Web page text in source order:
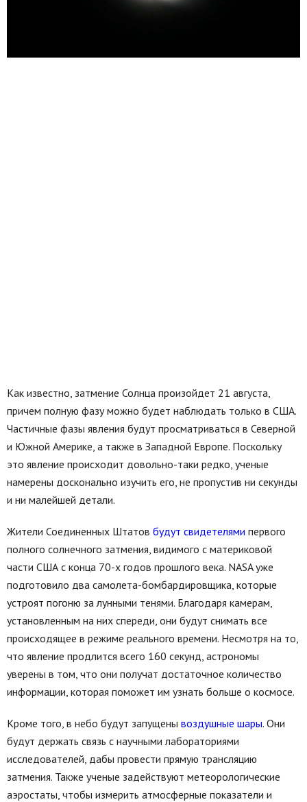
Как известно, затмение Солнца произойдет 21 августа,
причем полную фазу можно будет наблюдать только в США.
Частичные фазы явления будут просматриваться в Северной
и Южной Америке, а также в Западной Европе. Поскольку
это явление происходит довольно-таки редко, ученые
намерены досконально изучить его, не пропустив ни секунды
и ни малейшей детали.
Жители Соединенных Штатов будут свидетелями первого
полного солнечного затмения, видимого с материковой
части США с конца 70-х годов прошлого века. NASA уже
подготовило два самолета-бомбардировщика, которые
устроят погоню за лунными тенями. Благодаря камерам,
установленным на них спереди, они будут снимать все
происходящее в режиме реального времени. Несмотря на то,
что явление продлится всего 160 секунд, астрономы
уверены в том, что они получат достаточное количество
информации, которая поможет им узнать больше о космосе.
Кроме того, в небо будут запущены воздушные шары. Они
будут держать связь с научными лабораториями
исследователей, дабы провести прямую трансляцию
затмения. Также ученые задействуют метеорологические
аэростаты, чтобы измерить атмосферные показатели и